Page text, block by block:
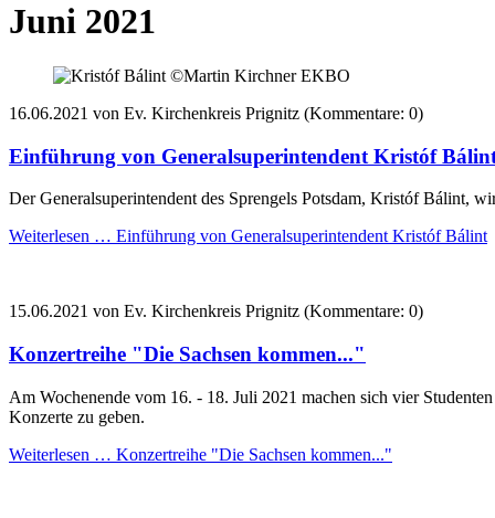
Juni 2021
16.06.2021 von Ev. Kirchenkreis Prignitz (Kommentare: 0)
Einführung von Generalsuperintendent Kristóf
Der Generalsuperintendent des Sprengels Potsdam, Kristóf Bálint,
Weiterlesen … Einführung von Generalsuperintendent Kristóf Bálint
15.06.2021 von Ev. Kirchenkreis Prignitz (Kommentare: 0)
Konzertreihe "Die Sachsen kommen..."
Am Wochenende vom 16. - 18. Juli 2021 machen sich vier
Konzerte zu geben.
Weiterlesen … Konzertreihe "Die Sachsen kommen..."